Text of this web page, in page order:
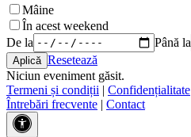
Mâine
În acest weekend
De la
Până la
Resetează
Niciun eveniment găsit.
Termeni și condiții | Confidențialitate
Întrebări frecvente | Contact